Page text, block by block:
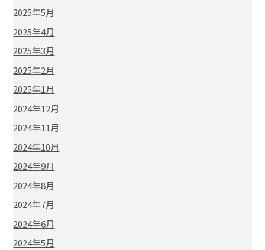
2025年5月
2025年4月
2025年3月
2025年2月
2025年1月
2024年12月
2024年11月
2024年10月
2024年9月
2024年8月
2024年7月
2024年6月
2024年5月